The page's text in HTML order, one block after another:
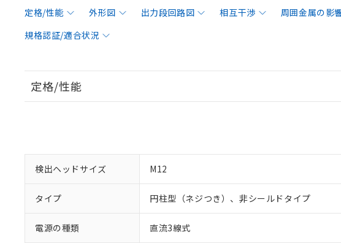
定格/性能 外形図 出力段回路図 相互干渉 周囲金属の影
規格認証/適合状況
定格/性能
検出ヘッドサイズ M12
タイプ 円柱型（ネジつき）、非シールドタイプ
電源の種類 直流3線式